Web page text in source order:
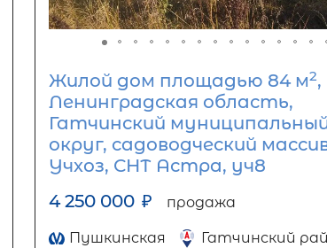
Жилой дом площадью 84 м2,
Ленинградская область,
Гатчинский
округ, садоводческий
Учхоз, СНТ Астра, уч8
4 250 000 ₽ продажа
Пушкинская Гатчинский